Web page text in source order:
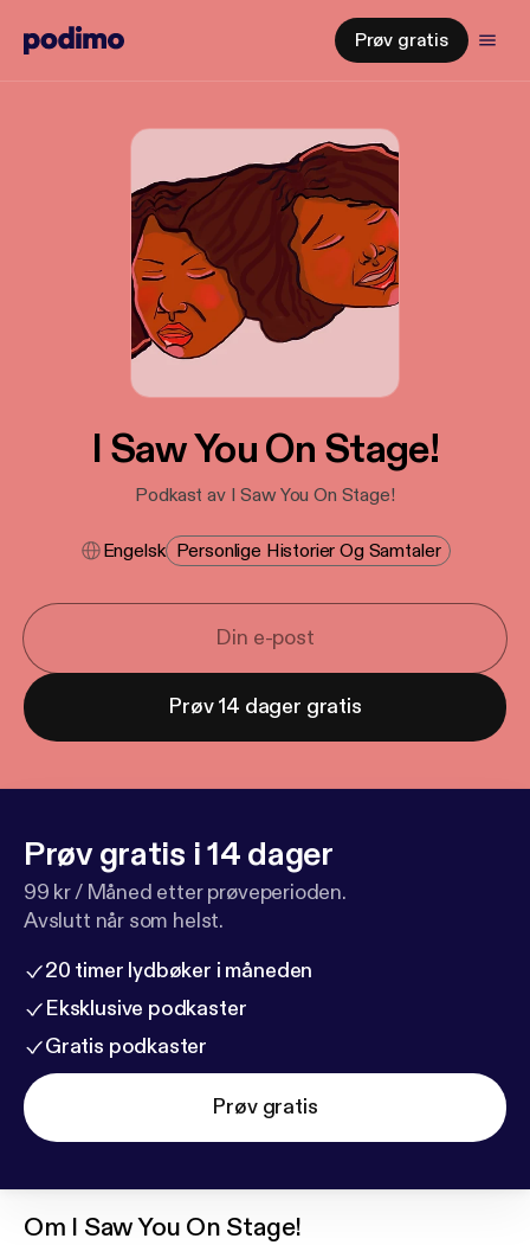
Prøv gratis
I Saw You On Stage!
Podkast av I Saw You On Stage!
Engelsk Personlige Historier Og Samtaler
Prøv 14 dager gratis
Prøv gratis i 14 dager
99 kr / Måned etter prøveperioden.
Avslutt når som helst.
20 timer lydbøker i måneden
Eksklusive podkaster
Gratis podkaster
Prøv gratis
Om I Saw You On Stage!